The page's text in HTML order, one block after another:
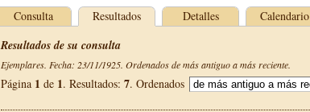
Consulta Resultados Detalles Calendario
Resultados de su consulta
Ejemplares. Fecha: 23/11/1925. Ordenados de más antiguo a más reciente.
Página 1 de 1. Resultados: 7. Ordenados